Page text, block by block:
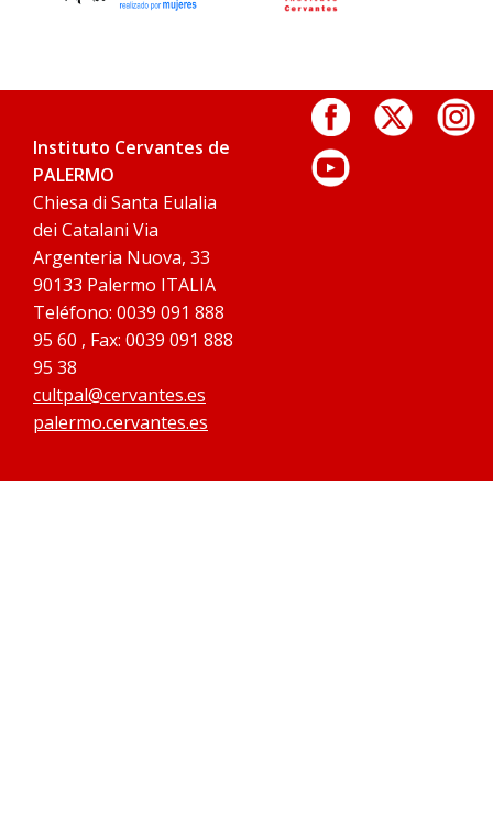
Instituto Cervantes de
PALERMO
Chiesa di Santa Eulalia
dei Catalani Via
Argenteria Nuova, 33
90133 Palermo ITALIA
Teléfono: 0039 091 888
95 60 , Fax: 0039 091 888
95 38
cultpal@cervantes.es
palermo.cervantes.es